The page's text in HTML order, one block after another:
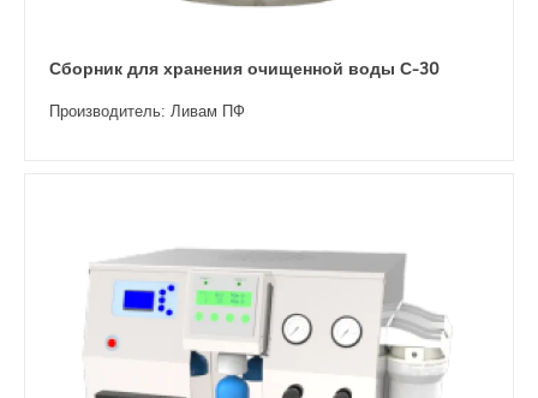
Сборник для хранения очищенной воды С-30
Производитель: Ливам ПФ